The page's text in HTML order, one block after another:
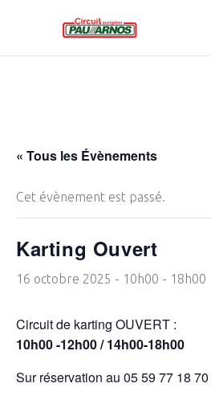
« Tous les Évènements
Cet évènement est passé.
Karting Ouvert
16 octobre 2025 - 10h00 - 18h00
Circuit de karting OUVERT :
10h00 -12h00 / 14h00-18h00
Sur réservation au 05 59 77 18 70